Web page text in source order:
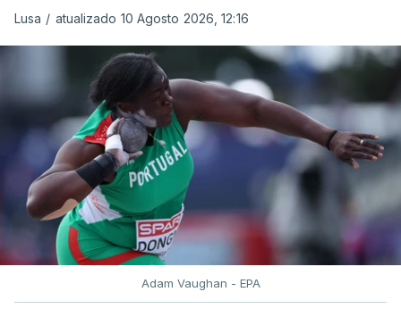
antes de os 10 primeiros classificados iniciarem o
'crono' separados por dois minutos.
O contrarrelógio individual realiza-se a meio da 87ª
Volta a Portugal, numa interrupção do hábito de
terminar a corrida com o 'crono', que vigorava
ininterruptamente desde 2016.
ARTIGOS RELACIONADOS
Volta a Portugal. Nova
Lusa / atualizado 10 Agosto 2026, 12:16
Adam Vaughan - EPA